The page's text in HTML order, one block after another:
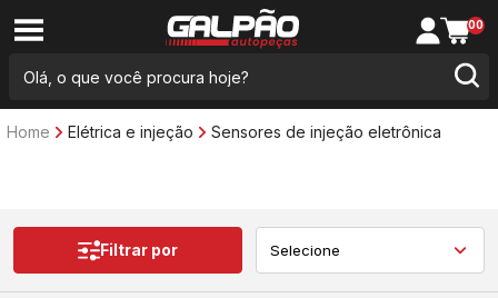
00
Home Elétrica e injeção Sensores de injeção eletrônica
Filtrar por